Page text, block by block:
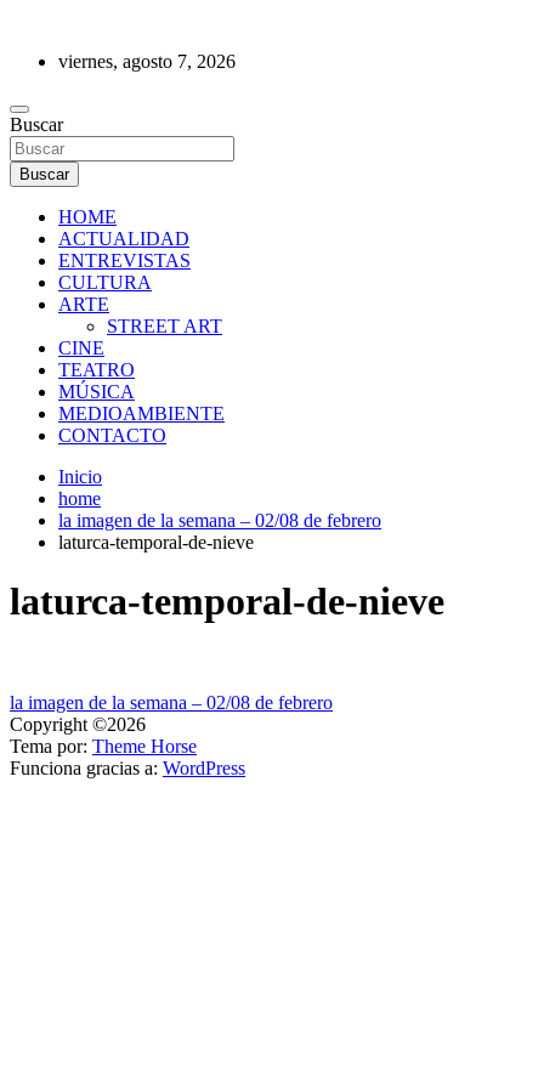
contenidoviernes, agosto 7, 2026
REVISTA DE PRENSA
Buscar
Buscar
HOME
ACTUALIDAD
ENTREVISTAS
CULTURA
ARTE
STREET ART
CINE
TEATRO
MÚSICA
MEDIOAMBIENTE
CONTACTO
Inicio
home
la imagen de la semana – 02/08 de febrero
laturca-temporal-de-nieve
laturca-temporal-de-nieve
Navegación
de
entradas
la imagen de la semana – 02/08 de febrero
Copyright ©2026
Tema por: Theme Horse
Funciona gracias a: WordPress